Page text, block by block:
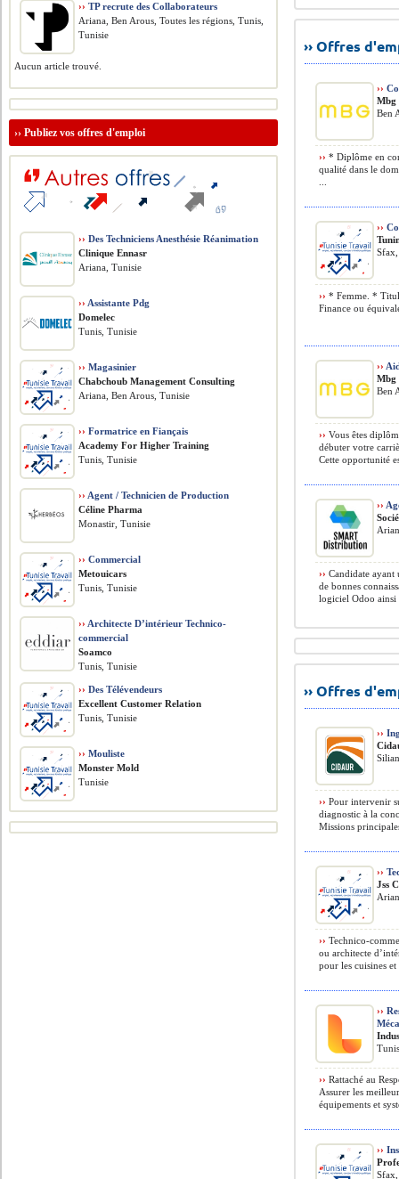
›› Offres
››
Mbg
Ben
›› * Diplôme en
qualité dans le
››
›› * Femme. *
Finance ou
››
Mbg
Ben
›› Vous êtes
débuter votre
Cette opportunité
››
›› Candidate ayant
de bonnes
logiciel Odoo ainsi
›› Offres
››
›› Pour intervenir
diagnostic à la
Missions
››
Jss
›› Technico-
ou architecte
pour les cuisines
››
›› Rattaché au
Assurer les
équipements et
››
›› TP recrute des Collaborateurs
Ariana, Ben Arous, Toutes les régions, Tunis,
Tunisie
Aucun article trouvé.
››Publiez vos offres d'emploi
›› Des Techniciens Anesthésie Réanimation
Clinique Ennasr
Ariana, Tunisie
›› Assistante Pdg
Domelec
Tunis, Tunisie
›› Magasinier
Chabchoub Management Consulting
Ariana, Ben Arous, Tunisie
›› Formatrice en Fiançais
Academy For Higher Training
Tunis, Tunisie
›› Agent / Technicien de Production
Céline Pharma
Monastir, Tunisie
›› Commercial
Metouicars
Tunis, Tunisie
›› Architecte D’intérieur Technico-
commercial
Soamco
Tunis, Tunisie
›› Des Télévendeurs
Excellent Customer Relation
Tunis, Tunisie
›› Mouliste
Monster Mold
Tunisie